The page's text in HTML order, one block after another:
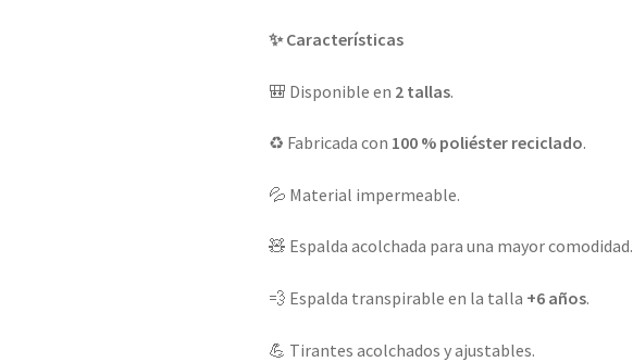
✨ Características
🎒 Disponible en 2 tallas.
♻️ Fabricada con 100 % poliéster reciclado.
💦 Material impermeable.
🧸 Espalda acolchada para una mayor comodidad.
💨 Espalda transpirable en la talla +6 años.
💪 Tirantes acolchados y ajustables.